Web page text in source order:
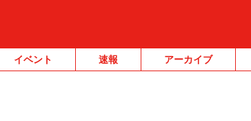
イベント 速報 アーカイブ